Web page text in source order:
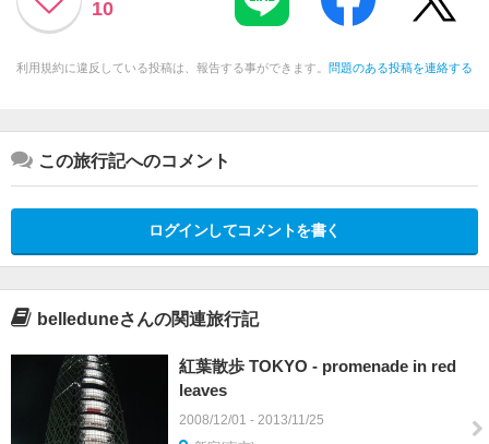
10
利用規約に違反している投稿は、報告する事ができます。 問題のある投稿を連絡する
この旅行記へのコメント
ログインしてコメントを書く
belleduneさんの関連旅行記
紅葉散歩 TOKYO - promenade in red
leaves
2008/12/01 - 2013/11/25